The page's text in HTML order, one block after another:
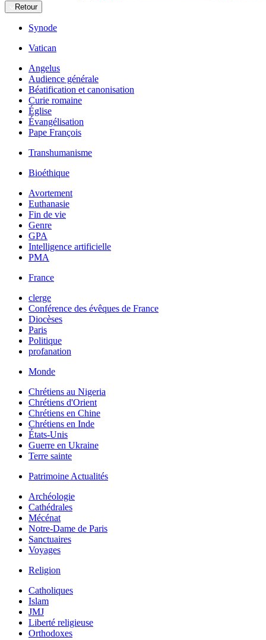
Retour
Synode
Vatican
Angelus
Audience générale
Béatification et canonisation
Curie romaine
Église
Évangélisation
Pape François
Transhumanisme
Bioéthique
Avortement
Euthanasie
Fin de vie
Genre
GPA
Intelligence artificielle
PMA
France
clerge
Conférence des évêques de France
Diocèses
Paris
Politique
profanation
Monde
Chrétiens au Nigeria
Chrétiens d'Orient
Chrétiens en Chine
Chrétiens en Inde
États-Unis
Guerre en Ukraine
Terre sainte
Patrimoine Actualités
Archéologie
Cathédrales
Mécénat
Notre-Dame de Paris
Sanctuaires
Voyages
Religion
Catholiques
Islam
JMJ
Liberté religieuse
Orthodoxes